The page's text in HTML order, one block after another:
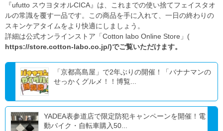
『ufutto スウヨタオルCICA』は、これまでの使い捨てフェイスタオ
ルの常識を覆す一品です。この商品を手に入れて、一日の終わりの
スキンケアタイムをより快適にしましょう。
詳細は公式オンラインストア「Cotton labo Online Store」(
https://store.cotton-labo.co.jp/)でご覧いただけます。
「京都高島屋」で2年ぶりの開催！「バナナマンの
せっかくグルメ！！博覧...
YADEA表参道店で限定防犯キャンペーンを開催！電
動バイク・自転車購入50...